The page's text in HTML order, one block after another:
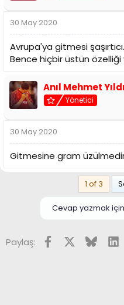
30 May 2020
Avrupa'ya gitmesi şaşırtıcı.
Bence hiçbir üstün özelliği
Anıl Mehmet
Yönetici
30 May 2020
Gitmesine gram
1 of 3
Cevap yazmak
Paylaş: FacebookX (Twitter)
Bluesky